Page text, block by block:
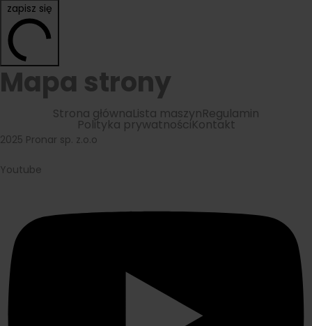
zapisz się
Mapa strony
Strona głównaLista maszynRegulamin
Polityka prywatnościKontakt
2025 Pronar sp. z.o.o
Youtube